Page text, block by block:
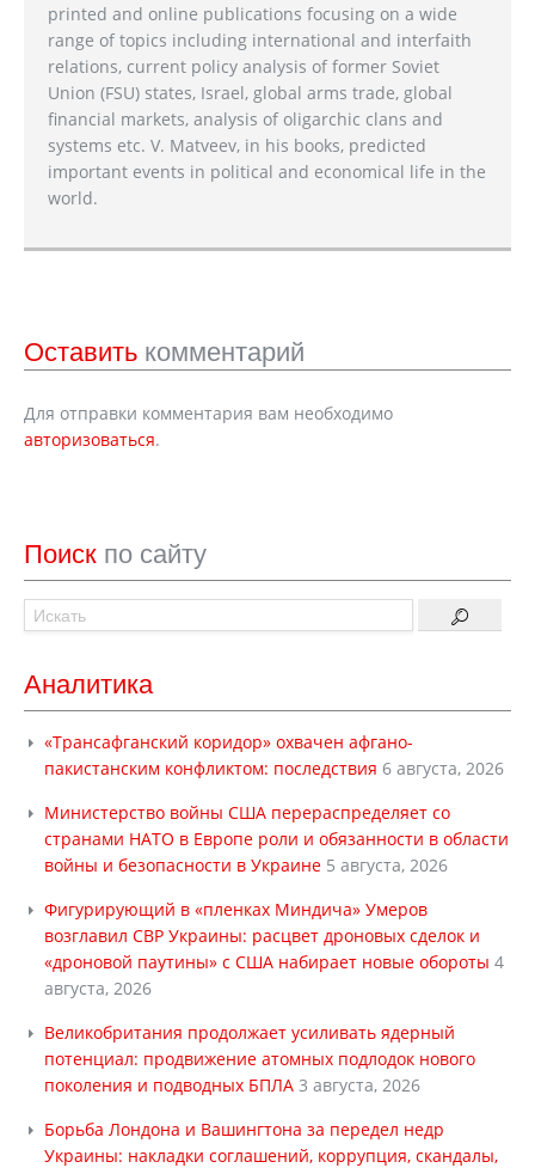
printed and online publications focusing on a wide
range of topics including international and interfaith
relations, current policy analysis of former Soviet
Union (FSU) states, Israel, global arms trade, global
financial markets, analysis of oligarchic clans and
systems etc. V. Matveev, in his books, predicted
important events in political and economical life in the
world.
Оставить комментарий
Для отправки комментария вам необходимо
авторизоваться.
Поиск по сайту
Аналитика
«Трансафганский коридор» охвачен афгано-
пакистанским конфликтом: последствия 6 августа, 2026
Министерство войны США перераспределяет со
странами НАТО в Европе роли и обязанности в области
войны и безопасности в Украине 5 августа, 2026
Фигурирующий в «пленках Миндича» Умеров
возглавил СВР Украины: расцвет дроновых сделок и
«дроновой паутины» с США набирает новые обороты 4
августа, 2026
Великобритания продолжает усиливать ядерный
потенциал: продвижение атомных подлодок нового
поколения и подводных БПЛА 3 августа, 2026
Борьба Лондона и Вашингтона за передел недр
Украины: накладки соглашений, коррупция, скандалы,